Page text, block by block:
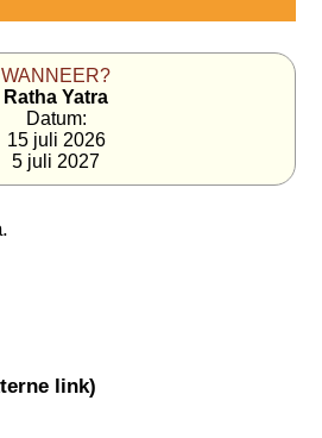
WANNEER?
Ratha Yatra
Datum:
15 juli 2026
5 juli 2027
.
link)